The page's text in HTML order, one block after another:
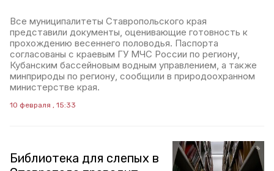
Все муниципалитеты Ставропольского края
представили документы, оценивающие готовность к
прохождению весеннего половодья. Паспорта
согласованы с краевым ГУ МЧС России по региону,
Кубанским бассейновым водным управлением, а также
минприроды по региону, сообщили в природоохранном
министерстве края.
10 февраля , 15:33
Библиотека для слепых в